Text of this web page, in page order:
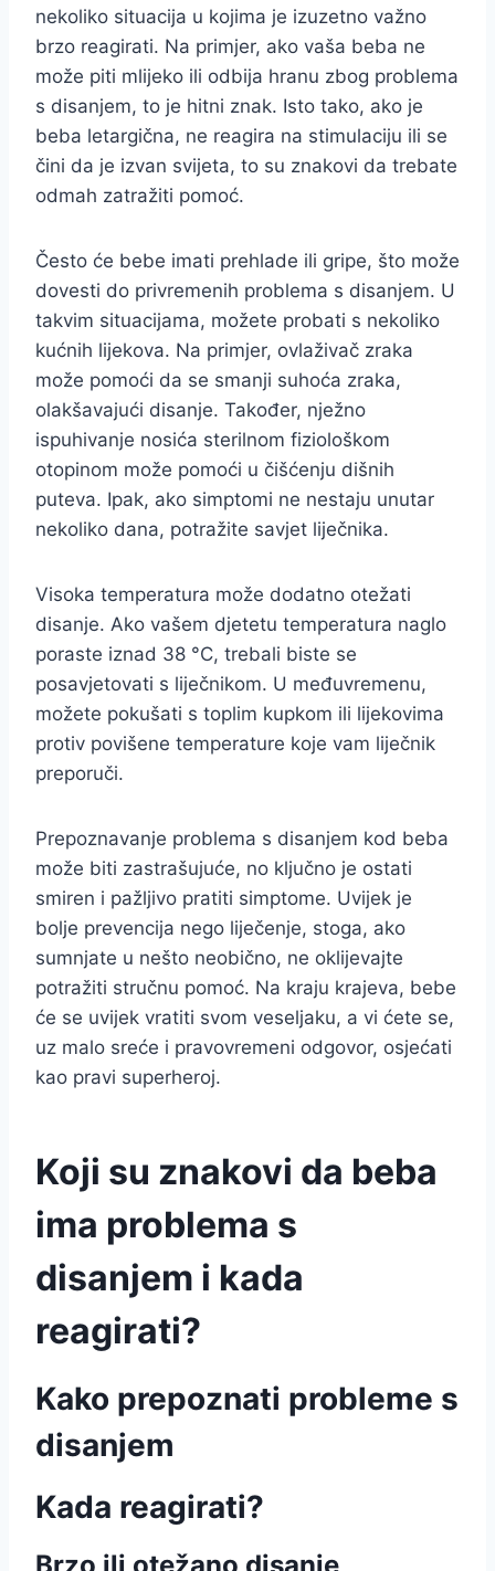
nekoliko situacija u kojima je izuzetno važno
brzo reagirati. Na primjer, ako vaša beba ne
može piti mlijeko ili odbija hranu zbog problema
s disanjem, to je hitni znak. Isto tako, ako je
beba letargična, ne reagira na stimulaciju ili se
čini da je izvan svijeta, to su znakovi da trebate
odmah zatražiti pomoć.
Često će bebe imati prehlade ili gripe, što može
dovesti do privremenih problema s disanjem. U
takvim situacijama, možete probati s nekoliko
kućnih lijekova. Na primjer, ovlaživač zraka
može pomoći da se smanji suhoća zraka,
olakšavajući disanje. Također, nježno
ispuhivanje nosića sterilnom fiziološkom
otopinom može pomoći u čišćenju dišnih
puteva. Ipak, ako simptomi ne nestaju unutar
nekoliko dana, potražite savjet liječnika.
Visoka temperatura može dodatno otežati
disanje. Ako vašem djetetu temperatura naglo
poraste iznad 38 °C, trebali biste se
posavjetovati s liječnikom. U međuvremenu,
možete pokušati s toplim kupkom ili lijekovima
protiv povišene temperature koje vam liječnik
preporuči.
Prepoznavanje problema s disanjem kod beba
može biti zastrašujuće, no ključno je ostati
smiren i pažljivo pratiti simptome. Uvijek je
bolje prevencija nego liječenje, stoga, ako
sumnjate u nešto neobično, ne oklijevajte
potražiti stručnu pomoć. Na kraju krajeva, bebe
će se uvijek vratiti svom veseljaku, a vi ćete se,
uz malo sreće i pravovremeni odgovor, osjećati
kao pravi superheroj.
Koji su znakovi da beba
ima problema s
disanjem i kada
reagirati?
Kako prepoznati probleme s
disanjem
Kada reagirati?